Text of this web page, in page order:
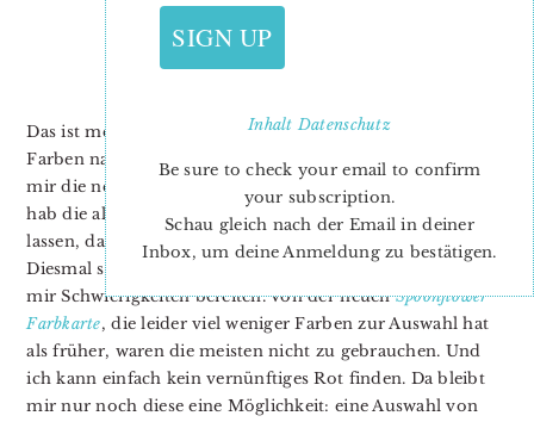
Das ist meine Spoonflower Farbkarte. Ich habe die alten
Farben nach dem neuen Verfahren drucken lassen und
mir die neuen Ersatzfarben zusammengesucht. Und ich
hab die alten Farben nach dem alten Verfahren drucken
lassen, damit ich sie mit allen anderen vergleichen kann.
Diesmal sind es vor allem die ganz hellen Pastelltöne, die
mir Schwierigkeiten bereiten. Von der neuenSpoonflower
Farbkarte, die leider viel weniger Farben zur Auswahl hat
als früher, waren die meisten nicht zu gebrauchen. Und
ich kann einfach kein vernünftiges Rot finden. Da bleibt
mir nur noch diese eine Möglichkeit: eine Auswahl von
SIGN UP
InhaltDatenschutz
Be sure to check your email to confirm
your subscription.
Schau gleich nach der Email in deiner
Inbox, um deine Anmeldung zu bestätigen.